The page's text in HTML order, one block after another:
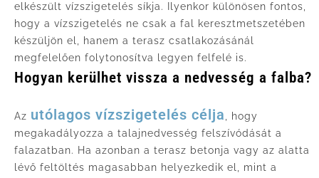
elkészült vízszigetelés síkja. Ilyenkor különösen fontos,
hogy a vízszigetelés ne csak a fal keresztmetszetében
készüljön el, hanem a terasz csatlakozásánál
megfelelően folytonosítva legyen felfelé is.
Hogyan kerülhet vissza a nedvesség a falba?
Az utólagos vízszigetelés célja, hogy
megakadályozza a talajnedvesség felszívódását a
falazatban. Ha azonban a terasz betonja vagy az alatta
lévő feltöltés magasabban helyezkedik el, mint a